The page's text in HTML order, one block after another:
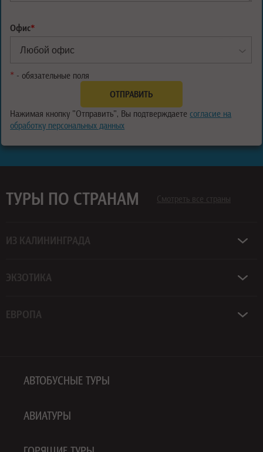
Офис*
* - обязательные поля
Нажимая кнопку "Отправить", Вы подтверждаете согласие на
обработку персональных данных
ТУРЫ ПО СТРАНАМ Смотреть все страны
ИЗ КАЛИНИНГРАДА
ЭКЗОТИКА
ЕВРОПА
АВТОБУСНЫЕ ТУРЫ
АВИАТУРЫ